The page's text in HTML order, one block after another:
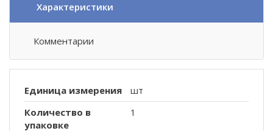
Характеристики
Комментарии
Единица измерения
шт
Количество в
упаковке
1